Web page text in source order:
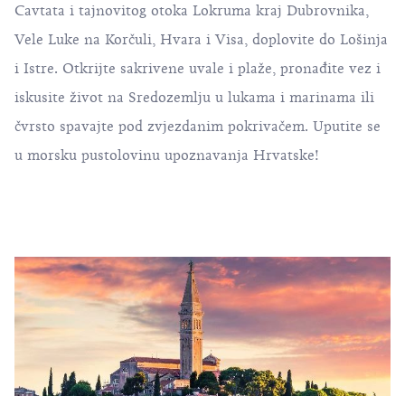
Cavtata i tajnovitog otoka Lokruma kraj Dubrovnika,
Vele Luke na Korčuli, Hvara i Visa, doplovite do Lošinja
i Istre. Otkrijte sakrivene uvale i plaže, pronađite vez i
iskusite život na Sredozemlju u lukama i marinama ili
čvrsto spavajte pod zvjezdanim pokrivačem. Uputite se
u morsku pustolovinu upoznavanja Hrvatske!